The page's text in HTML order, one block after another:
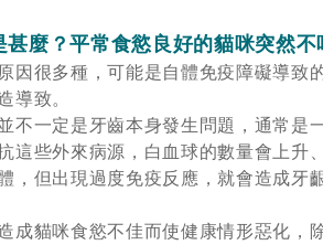
甚麼？平常食慾良好的貓咪突然不
因很多種，可能是自體免疫障礙導致
導致。
不一定是牙齒本身發生問題，通常
這些外來病源，白血球的數量會上升
，但出現過度免疫反應，就會造成牙
成貓咪食慾不佳而使健康情形惡化，